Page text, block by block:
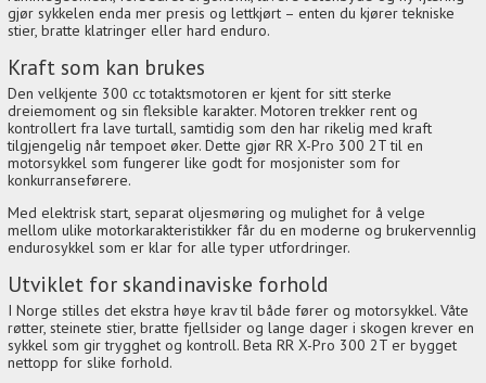
gjør sykkelen enda mer presis og lettkjørt – enten du kjører tekniske
stier, bratte klatringer eller hard enduro.
Kraft som kan brukes
Den velkjente 300 cc totaktsmotoren er kjent for sitt sterke
dreiemoment og sin fleksible karakter. Motoren trekker rent og
kontrollert fra lave turtall, samtidig som den har rikelig med kraft
tilgjengelig når tempoet øker. Dette gjør RR X-Pro 300 2T til en
motorsykkel som fungerer like godt for mosjonister som for
konkurranseførere.
Med elektrisk start, separat oljesmøring og mulighet for å velge
mellom ulike motorkarakteristikker får du en moderne og brukervennlig
endurosykkel som er klar for alle typer utfordringer.
Utviklet for skandinaviske forhold
I Norge stilles det ekstra høye krav til både fører og motorsykkel. Våte
røtter, steinete stier, bratte fjellsider og lange dager i skogen krever en
sykkel som gir trygghet og kontroll. Beta RR X-Pro 300 2T er bygget
nettopp for slike forhold.